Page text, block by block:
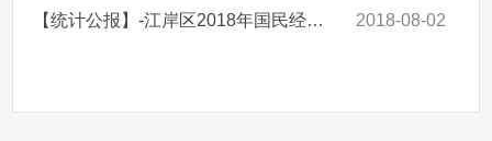
【统计公报】-江岸区2018年国民经济和社会发展统计公报 2018-08-02